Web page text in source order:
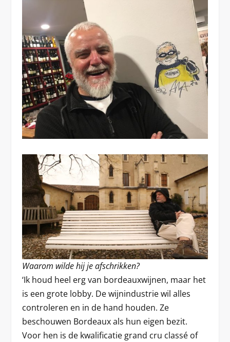
Waarom wilde hij je afschrikken?
‘Ik houd heel erg van bordeauxwijnen, maar het
is een grote lobby. De wijnindustrie wil alles
controleren en in de hand houden. Ze
beschouwen Bordeaux als hun eigen bezit.
Voor hen is de kwalificatie grand cru classé of